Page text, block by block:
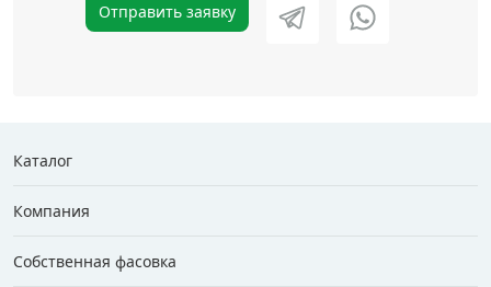
Отправить заявку
Каталог
Компания
Собственная фасовка